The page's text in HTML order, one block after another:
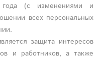
(с изменениями и
всех персональных
защита интересов
и работников, а также